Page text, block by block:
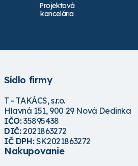
Projektová
kancelária
Sídlo firmy
T - TAKÁCS, s.r.o.
Hlavná 151, 900 29 Nová Dedinka
IČO:35895438
DIČ:2021863272
IČ DPH:SK2021863272
Nakupovanie